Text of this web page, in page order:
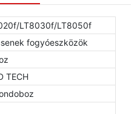
LT8030f/LT8050f
fogyóeszközök
TECH